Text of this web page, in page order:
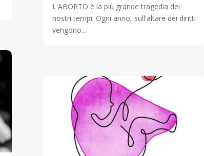
L'ABORTO è la più grande tragedia dei
nostri tempi. Ogni anno, sull'altare dei diritti
vengono...